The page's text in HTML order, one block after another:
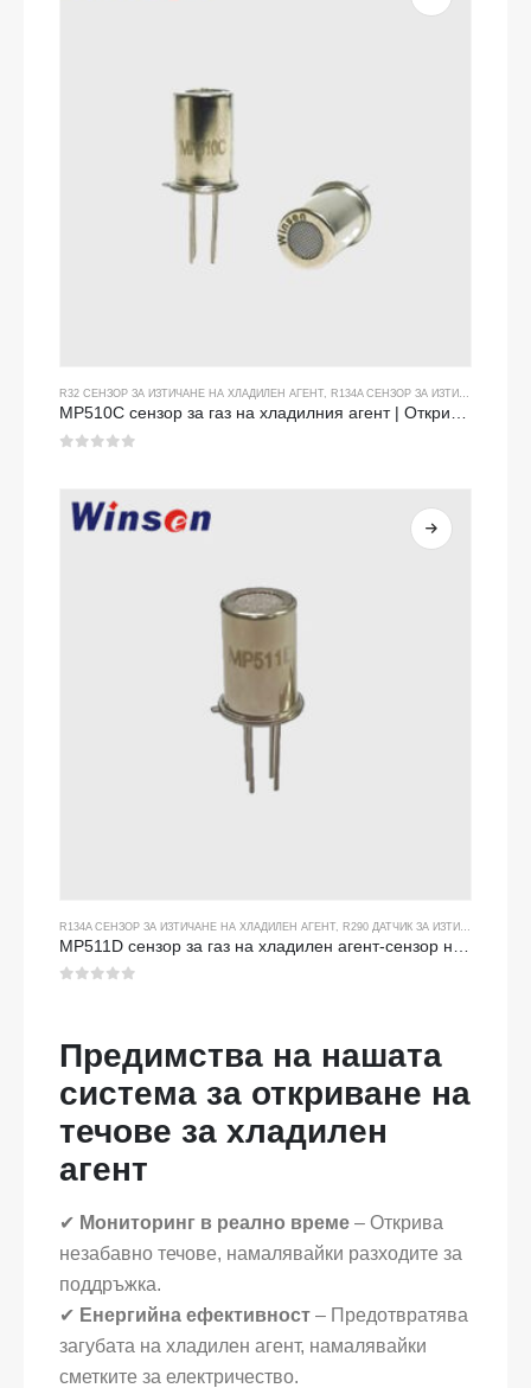
R32 СЕНЗОР ЗА ИЗТИЧАНЕ НА ХЛАДИЛЕН АГЕНТ R134A СЕНЗОР ЗА ИЗТИЧАНЕ НА ХЛАДИЛЕН АГЕНТ
R134A СЕНЗОР ЗА ИЗТИЧАНЕ НА ХЛАДИЛЕН АГЕНТ R290 ДАТЧИК ЗА ИЗТИЧАНЕ НА ХЛАДИЛЕН АГЕНТ
Предимства на нашата
система за откриване на
течове за хладилен
агент
✔ Мониторинг в реално време – Открива
незабавно течове, намалявайки разходите за
поддръжка.
✔ Енергийна ефективност – Предотвратява
загубата на хладилен агент, намалявайки
сметките за електричество.